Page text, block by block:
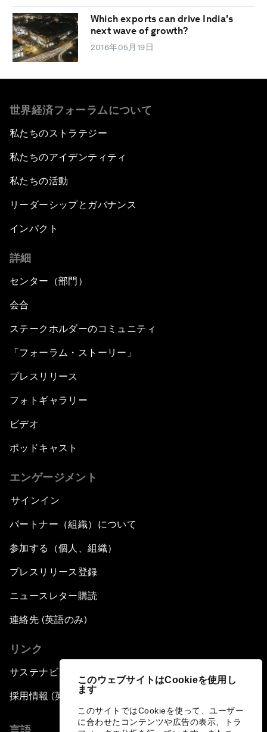
このウェブサイトはCookieを使用し
ます
このサイトではCookieを使って、ユーザー
に合わせたコンテンツや広告の表示、トラ
Which exports can drive India's
next wave of growth?
2016年05月19日
世界経済フォーラムについて
私たちのストラテジー
私たちのアイデンティティ
私たちの活動
リーダーシップとガバナンス
インパクト
詳細
センター（部門）
会合
ステークホルダーのコミュニティ
「フォーラム・ストーリー」
プレスリリース
フォトギャラリー
ビデオ
ポッドキャスト
エンゲージメント
サインイン
パートナー（組織）について
参加する（個人、組織）
プレスリリース登録
ニュースレター購読
連絡先 (英語のみ)
リンク
サステナビリティへの取り組み
採用情報 (英語のみ)